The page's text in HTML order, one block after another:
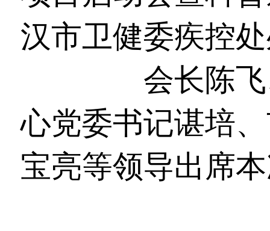
汉市卫健委疾控
会长陈
心党委书记谌培
宝亮等领导出席